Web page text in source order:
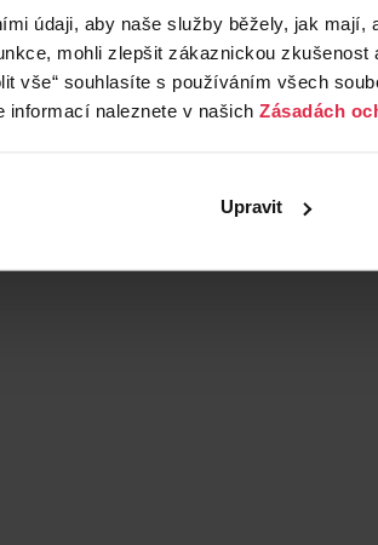
údaji, aby naše služby běžely, jak
mohli zlepšit zákaznickou
vše“ souhlasíte s používáním všech
naleznete v našich Zásadách
Upravit